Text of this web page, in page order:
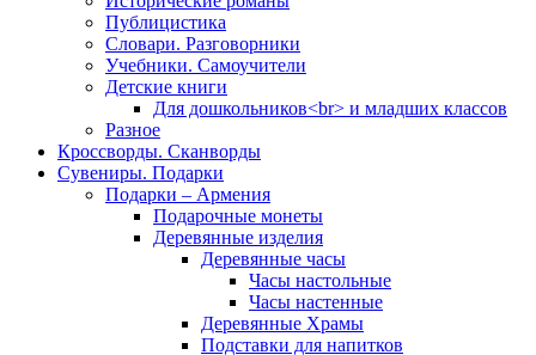
Публицистика
Словари. Разговорники
Учебники. Самоучители
Детские книги
Для дошкольников<br> и младших классов
Разное
Кроссворды. Сканворды
Сувениры. Подарки
Подарки – Армения
Подарочные монеты
Деревянные изделия
Деревянные часы
Часы настольные
Часы настенные
Деревянные Храмы
Подставки для напитков